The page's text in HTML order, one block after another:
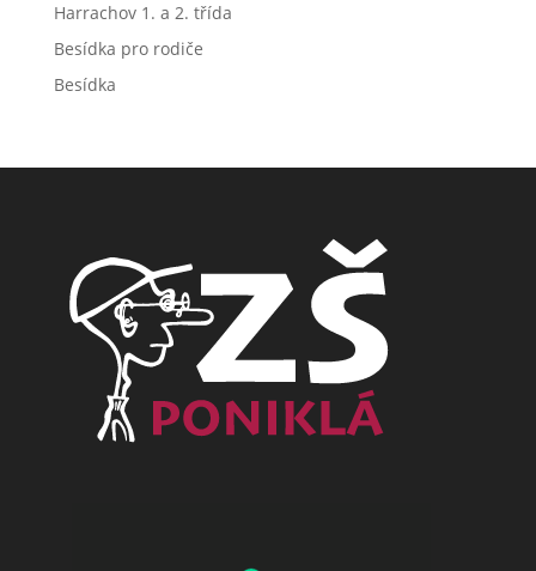
Harrachov 1. a 2. třída
Besídka pro rodiče
Besídka